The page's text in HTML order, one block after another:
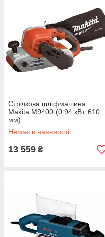
Стрічкова шліфмашина
Makita M9400 (0.94 кВт, 610
мм)
Немає в наявності
13 559 ₴